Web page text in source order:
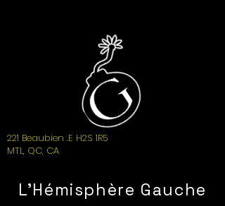
221 Beaubien .E H2S 1R5
MTL, QC, CA
L'Hémisphère Gauche